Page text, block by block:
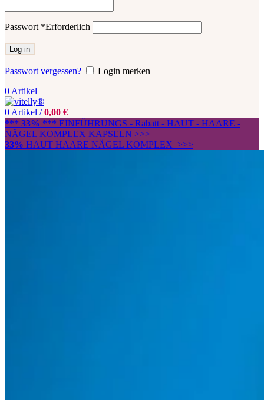
Passwort *Erforderlich
Log in
Passwort vergessen?
Login merken
0 Artikel
0 Artikel / 0,00 €
*** 33% *** EINFÜHRUNGS - Rabatt - HAUT - HAARE -
NÄGEL KOMPLEX KAPSELN >>>
33% HAUT HAARE NÄGEL KOMPLEX >>>